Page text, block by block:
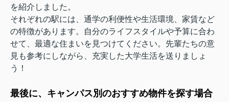
を紹介しました。
それぞれの駅には、通学の利便性や生活環境、家賃など
の特徴があります。自分のライフスタイルや予算に合わ
せて、最適な住まいを見つけてください。先輩たちの意
見も参考にしながら、充実した大学生活を送りましょ
う！
最後に、キャンパス別のおすすめ物件を探す場合